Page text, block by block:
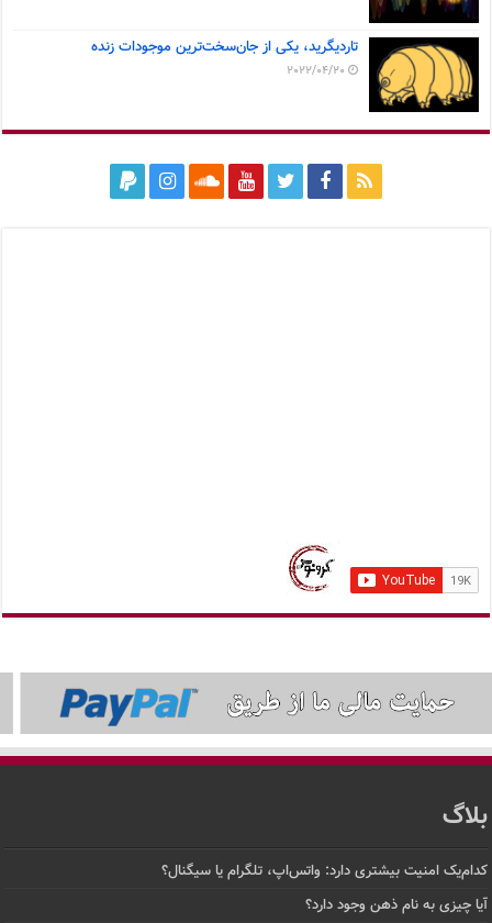
تاردیگرید، یکی از جان‌سخت‌ترین موجودات زنده
2022/04/20
بلاگ
کدام‌یک امنیت بیشتری دارد: واتس‌اپ، تلگرام یا سیگنال؟
آیا چیزی به نام ذهن وجود دارد؟